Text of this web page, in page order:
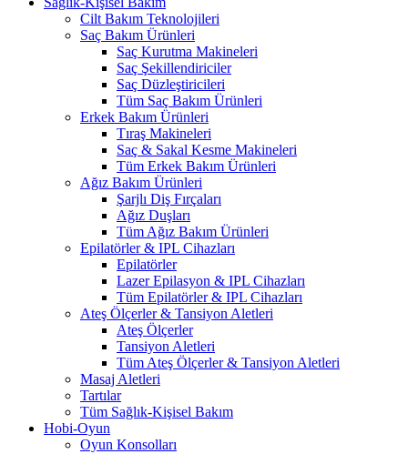
Cilt Bakım Teknolojileri
Saç Bakım Ürünleri
Saç Kurutma Makineleri
Saç Şekillendiriciler
Saç Düzleştiricileri
Tüm Saç Bakım Ürünleri
Erkek Bakım Ürünleri
Tıraş Makineleri
Saç & Sakal Kesme Makineleri
Tüm Erkek Bakım Ürünleri
Ağız Bakım Ürünleri
Şarjlı Diş Fırçaları
Ağız Duşları
Tüm Ağız Bakım Ürünleri
Epilatörler & IPL Cihazları
Epilatörler
Lazer Epilasyon & IPL Cihazları
Tüm Epilatörler & IPL Cihazları
Ateş Ölçerler & Tansiyon Aletleri
Ateş Ölçerler
Tansiyon Aletleri
Tüm Ateş Ölçerler & Tansiyon Aletleri
Masaj Aletleri
Tartılar
Tüm Sağlık-Kişisel Bakım
Hobi-Oyun
Oyun Konsolları